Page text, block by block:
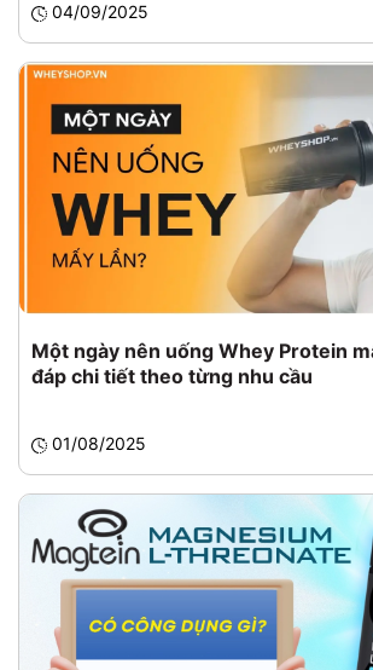
04/09/2025
Một ngày nên uống Whey Protein
đáp chi tiết theo từng nhu cầu
01/08/2025